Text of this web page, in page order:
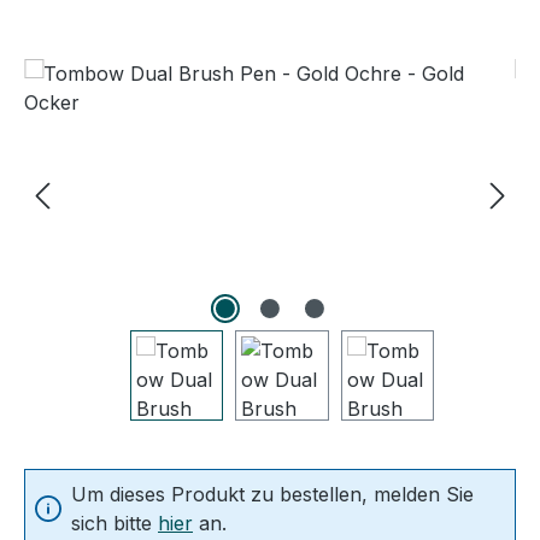
Um dieses Produkt zu bestellen, melden Sie
sich bitte hier an.